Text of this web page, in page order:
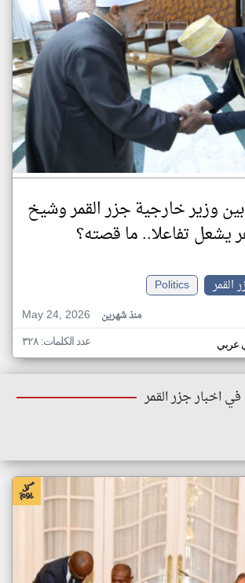
بين وزير خارجية جزر القمر وشيخ
يشعل تفاعلا.. ما قصته؟
القمر
Politics
May 24, 2026
منذ شهرين
عربي عدد الكلمات: ٣٢٨
اخبار جزر القمر